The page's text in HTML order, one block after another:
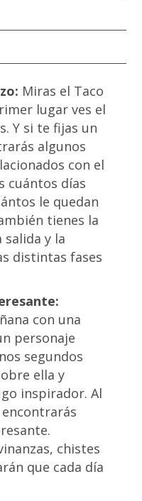
Miras el Taco
lugar ves el
Y si te fijas un
algunos
con el
cuántos días
le quedan
tienes la
salida y la
distintas fases
con una
personaje
segundos
ella y
inspirador. Al
chistes
que cada día